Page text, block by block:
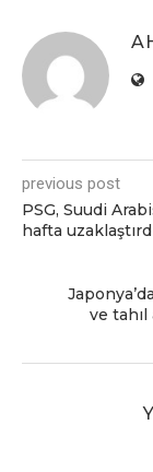
previous post
PSG, Suudi
hafta
ve